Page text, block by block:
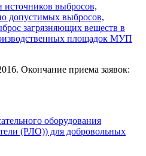
источников выбросов,
допустимых выбросов,
загрязняющих веществ в
площадок МУП
Окончание приема заявок:
оборудования
(РЛО)) для добровольных